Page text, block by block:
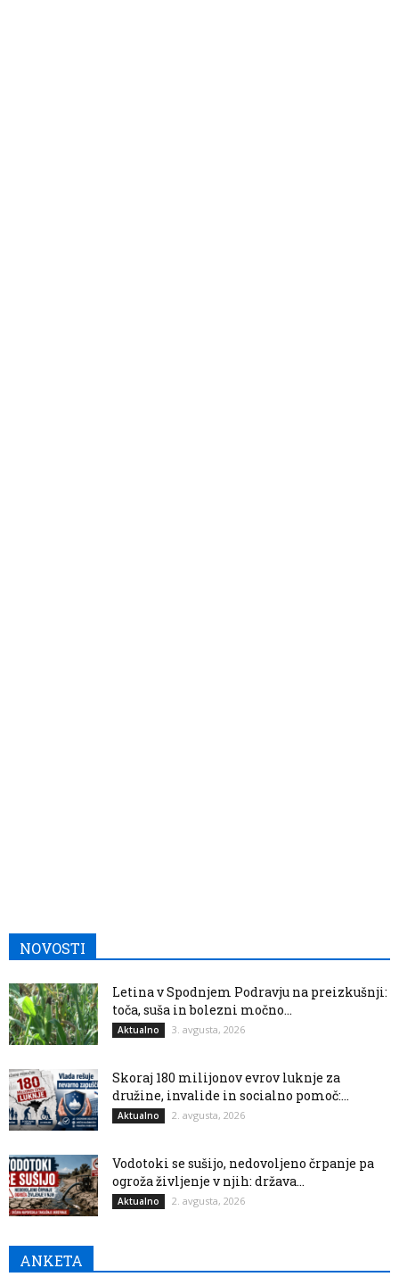
NOVOSTI
Letina v Spodnjem Podravju na preizkušnji:
toča, suša in bolezni močno...
Aktualno 3. avgusta, 2026
Skoraj 180 milijonov evrov luknje za
družine, invalide in socialno pomoč:...
Aktualno 2. avgusta, 2026
Vodotoki se sušijo, nedovoljeno črpanje pa
ogroža življenje v njih: država...
Aktualno 2. avgusta, 2026
ANKETA